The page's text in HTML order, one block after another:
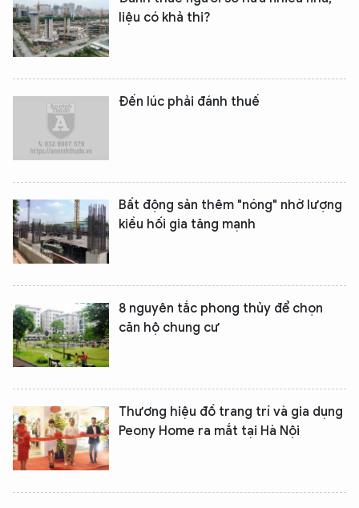
liệu có khả thi?
Đến lúc phải đánh thuế
Bất động sản thêm "nóng" nhờ lượng
kiều hối gia tăng mạnh
8 nguyên tắc phong thủy để chọn
căn hộ chung cư
Thương hiệu đồ trang trí và gia dụng
Peony Home ra mắt tại Hà Nội